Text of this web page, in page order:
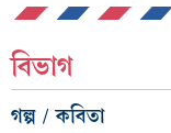
বিভাগ
গল্প / কবিতা